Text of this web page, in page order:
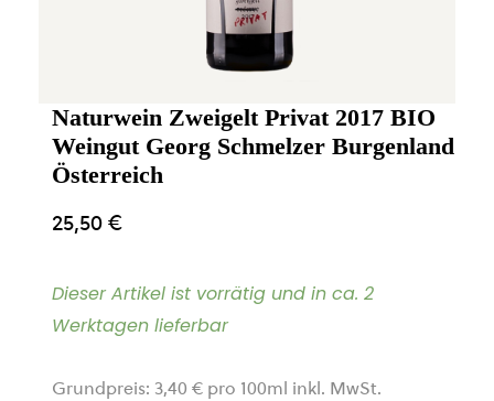
Naturwein Zweigelt Privat 2017 BIO
Weingut Georg Schmelzer Burgenland
Österreich
25,50€
Dieser Artikel ist vorrätig und in ca. 2
Werktagen lieferbar
Grundpreis: 3,40 € pro 100ml inkl. MwSt.